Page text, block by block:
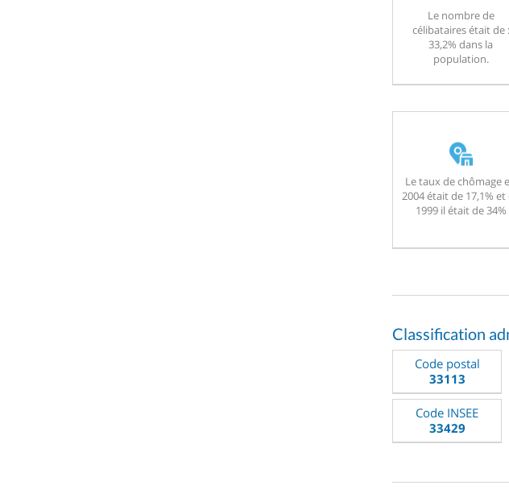
Le nombre de
célibataires était de :
33,2% dans la
population.
Le taux de chômage
2004 était de 17,1% et
1999 il était de 34%
Classification
Code postal
33113
Code INSEE
33429